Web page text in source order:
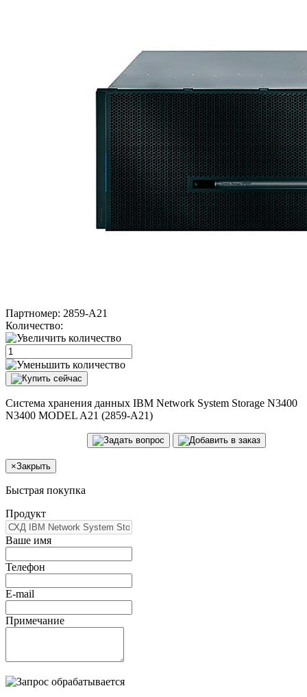
Партномер: 2859-A21
Количество:
Система хранения данных IBM Network System Storage N3400
N3400 MODEL A21 (2859-A21)
×Закрыть
Быстрая покупка
Продукт
Ваше имя
Телефон
E-mail
Примечание